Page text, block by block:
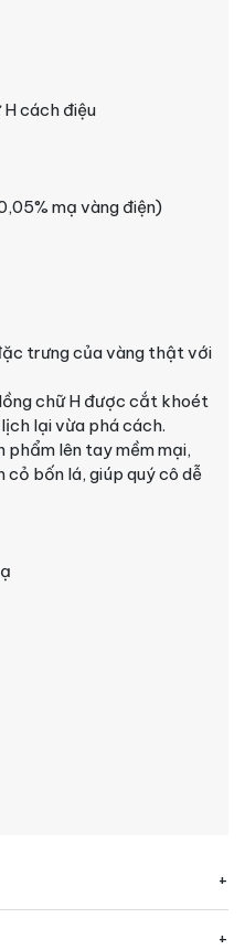
cách điệu
mạ vàng điện)
trưng của vàng thật với
chữ H được cắt khoét
lại vừa phá cách.
phẩm lên tay mềm mại,
cỏ bốn lá, giúp quý cô dễ